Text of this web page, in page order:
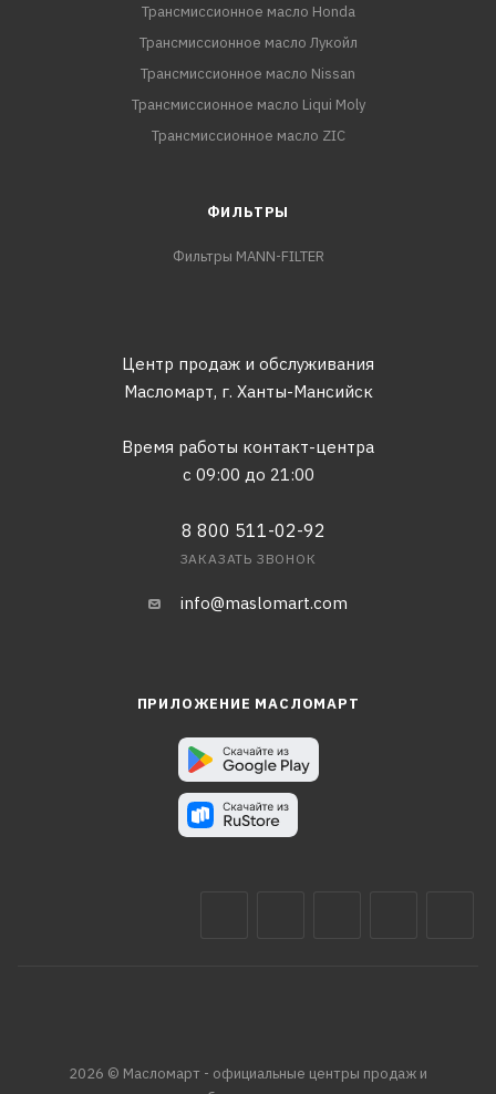
Трансмиссионное масло Honda
Трансмиссионное масло Лукойл
Трансмиссионное масло Nissan
Трансмиссионное масло Liqui Moly
Трансмиссионное масло ZIC
ФИЛЬТРЫ
Фильтры MANN-FILTER
Центр продаж и обслуживания
Масломарт, г. Ханты-Мансийск
Время работы контакт-центра
с 09:00 до 21:00
8 800 511-02-92
ЗАКАЗАТЬ ЗВОНОК
info@maslomart.com
ПРИЛОЖЕНИЕ МАСЛОМАРТ
2026 © Масломарт - официальные центры продаж и